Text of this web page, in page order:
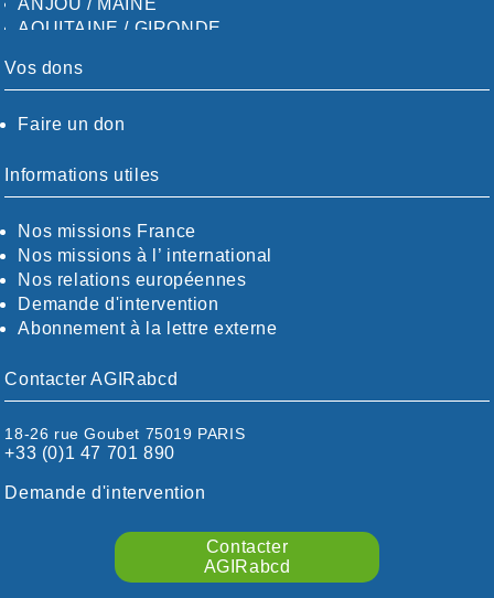
AQUITAINE / GIRONDE
AUDE
CALVADOS-ORNE
CHARENTE-MARITIME
CÖTE-D'OR
CÖTES-D'ARMOR
DORDOGNE
DRÖME / ARDÈCHE
ESSONNE
EURE-ET-LOIR
FINISTÈRE
HAUTES-PYRÉNÉES
HÉRAULT
ILLE ET VILAINE
LOIRE / OCÉAN
Vos dons
Faire un don
Informations utiles
Nos missions France
Nos missions à l’ international
Nos relations européennes
Demande d'intervention
Abonnement à la lettre externe
Contacter AGIRabcd
18-26 rue Goubet 75019 PARIS
+33 (0)1 47 701 890
Demande d'intervention
Contacter
AGIRabcd